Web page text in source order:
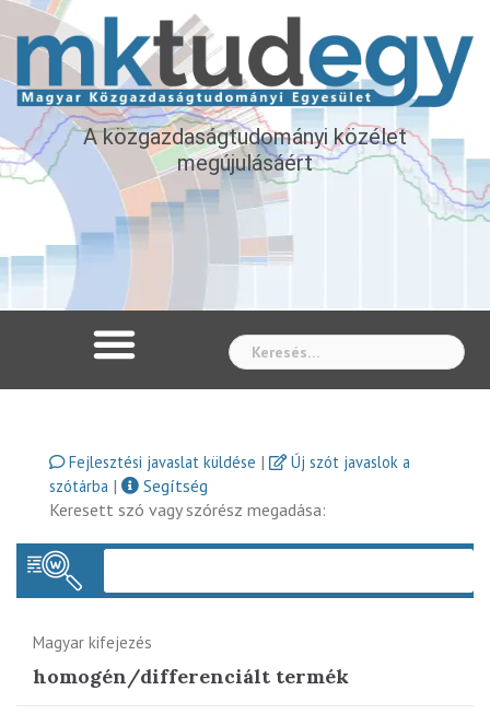
A közgazdaságtudományi közélet
megújulásáért
Fejlesztési javaslat küldése |
Új szót javaslok a
szótárba |
Segítség
Keresett szó vagy szórész megadása:
Magyar kifejezés
homogén/differenciált termék